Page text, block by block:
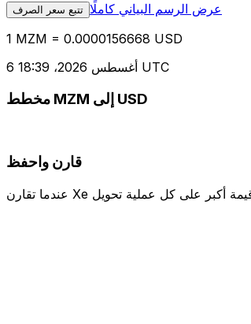
تتبع سعر الصرف عرض الرسم البياني كاملًا
1 MZM = 0.0000156668 USD
6 أغسطس 2026، 18:39 UTC
مخطط MZM إلى USD
قارن واحفظ